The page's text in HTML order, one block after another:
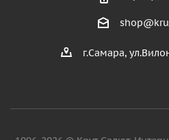
г.Самара,